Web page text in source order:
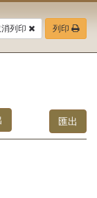
列印 列印